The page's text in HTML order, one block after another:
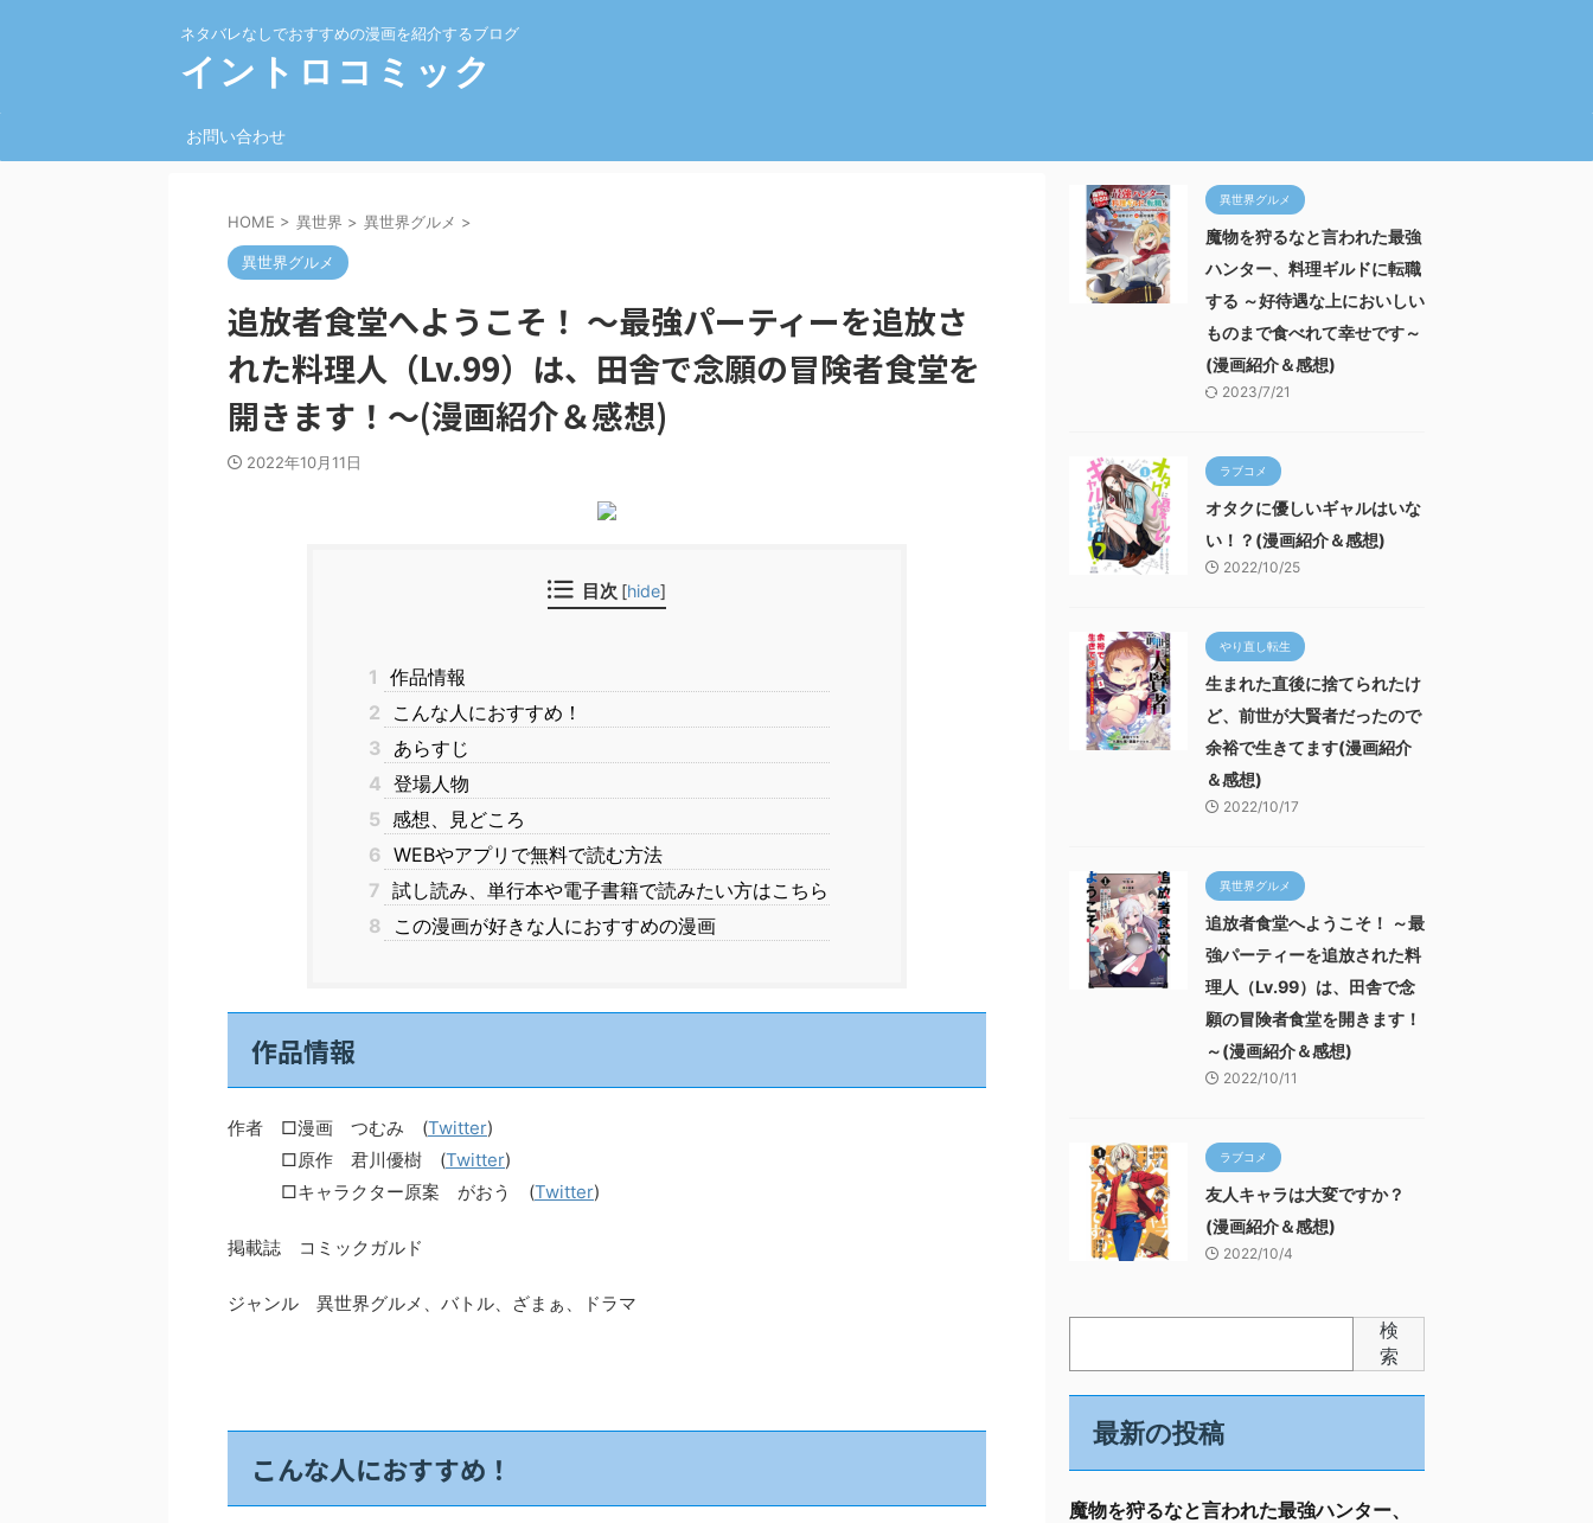
ネタバレなしでおすすめの漫画を紹介するブログ
イントロコミック
お問い合わせ
HOME > 異世界 > 異世界グルメ >
異世界グルメ
追放者食堂へようこそ！ ～最強パーティーを追放さ
れた料理人（Lv.99）は、田舎で念願の冒険者食堂を
開きます！～(漫画紹介＆感想)
2022年10月11日
目次 [hide]
1 作品情報
2
こんな人におすすめ！
3 あらすじ
4 登場人物
5 感想、見どころ
6 WEBやアプリで無料で読む方法
7 試し読み、単行本や電子書籍で読みたい方はこちら
8
この漫画が好きな人におすすめの漫画
作品情報
作者 □漫画 つむみ (Twitter)
□原作 君川優樹 (Twitter)
□キャラクター原案 がおう (Twitter)
掲載誌 コミックガルド
ジャンル 異世界グルメ、バトル、ざまぁ、ドラマ
こんな人におすすめ！
異世界グルメ
魔物を狩るなと言われた最強
ハンター、料理ギルドに転職
する ～好待遇な上においしい
ものまで食べれて幸せです～
(漫画紹介＆感想)
2023/7/21
ラブコメ
オタクに優しいギャルはいな
い！？(漫画紹介＆感想)
2022/10/25
やり直し転生
生まれた直後に捨てられたけ
ど、前世が大賢者だったので
余裕で生きてます(漫画紹介
＆感想)
2022/10/17
異世界グルメ
追放者食堂へようこそ！ ～最
強パーティーを追放された料
理人（Lv.99）は、田舎で念
願の冒険者食堂を開きます！
～(漫画紹介＆感想)
2022/10/11
ラブコメ
友人キャラは大変ですか？
(漫画紹介＆感想)
2022/10/4
検
索
最新の投稿
魔物を狩るなと言われた最強ハンター、